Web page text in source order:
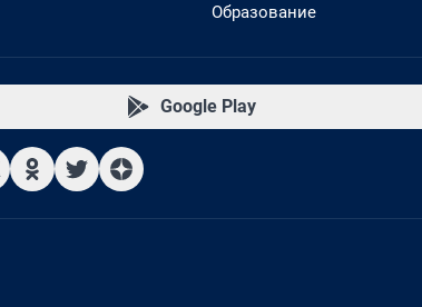
Образование
Google Play